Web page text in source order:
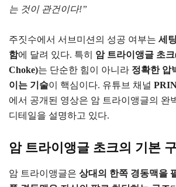
는 것이 관건이다!”
주짓수에서 서브미션의 성공 여부는 세
함에 달려 있다. 특히 암 트라이앵글 초
Choke)는 단순한 힘이 아니라 정확한 압
이는 기술이 핵심이다. 유튜브 채널
에서 공개된 영상은 암 트라이앵글의 완
디테일을 설명하고 있다.
암 트라이앵글 초크의 기본
암 트라이앵글은 상대의 한쪽 경동맥을